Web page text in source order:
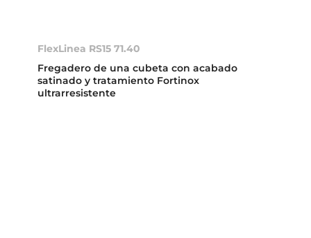
FlexLinea RS15 71.40
Fregadero de una cubeta con acabado
satinado y tratamiento Fortinox
ultrarresistente